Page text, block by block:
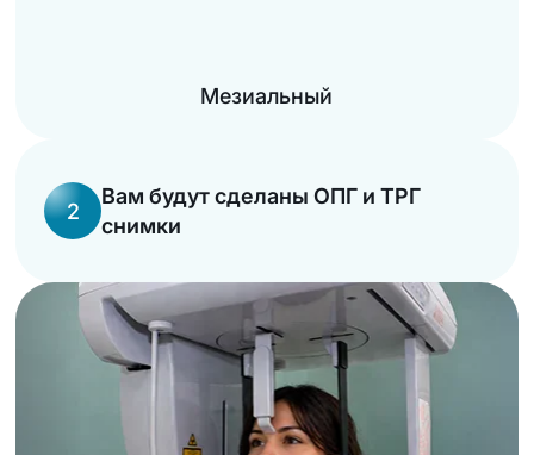
Мезиальный
2
Вам будут сделаны ОПГ и ТРГ
снимки